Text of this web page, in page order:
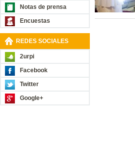
Notas de prensa
Encuestas
REDES SOCIALES
2urpi
Facebook
Twitter
Google+